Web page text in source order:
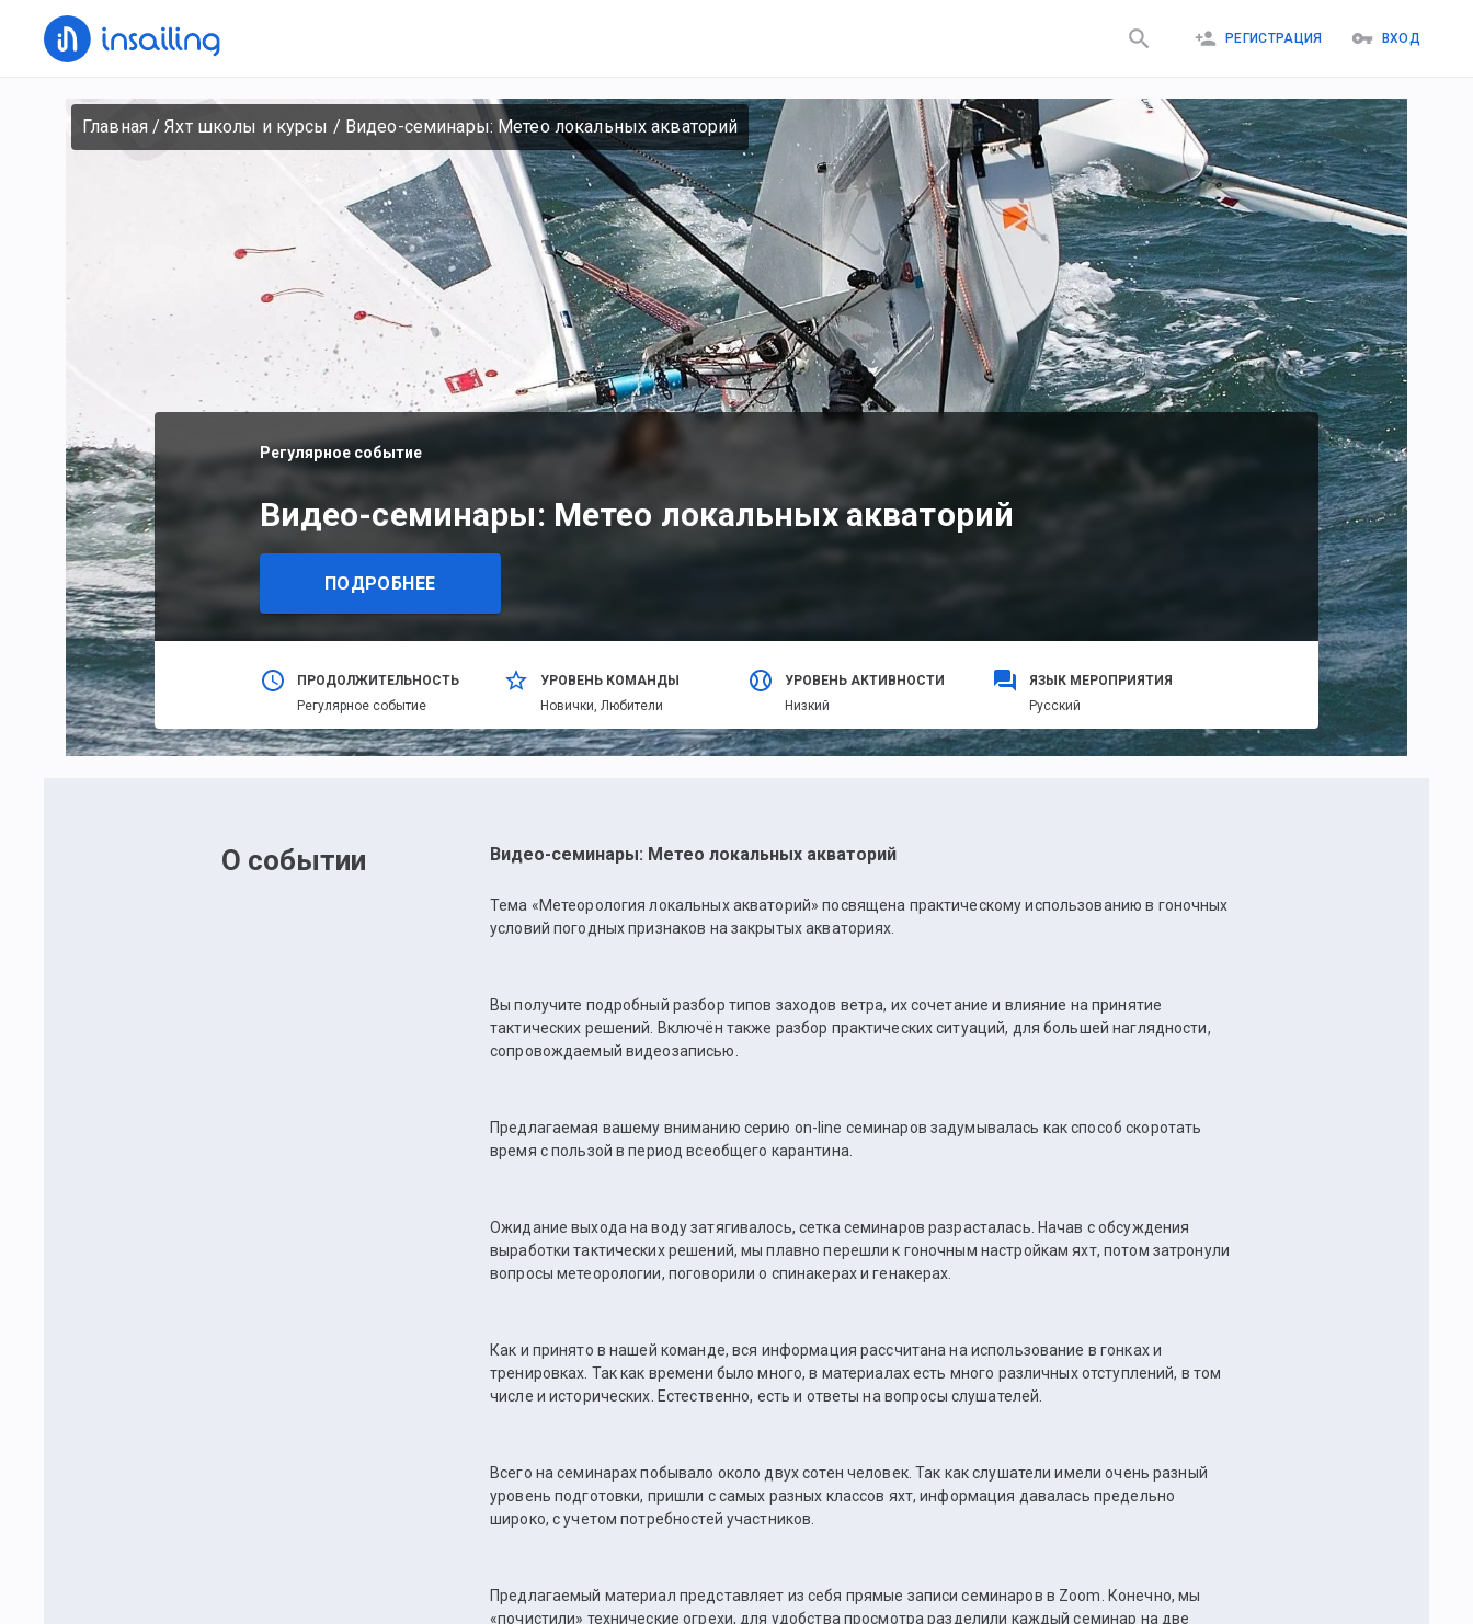
РЕГИСТРАЦИЯ ВХОД
Главная /Яхт школы и курсы / Видео-семинары: Метео локальных акваторий
Регулярное событие
Видео-семинары: Метео локальных акваторий
ПОДРОБНЕЕ
ПРОДОЛЖИТЕЛЬНОСТЬ
Регулярное событие
УРОВЕНЬ КОМАНДЫ
Новички,Любители
УРОВЕНЬ АКТИВНОСТИ
Низкий
ЯЗЫК МЕРОПРИЯТИЯ
Русский
О событии Видео-семинары: Метео локальных акваторий
Тема «Метеорология локальных акваторий» посвящена практическому использованию в гоночных
условий погодных признаков на закрытых акваториях.
Вы получите подробный разбор типов заходов ветра, их сочетание и влияние на принятие
тактических решений. Включён также разбор практических ситуаций, для большей наглядности,
сопровождаемый видеозаписью.
Предлагаемая вашему вниманию серию on-line семинаров задумывалась как способ скоротать
время с пользой в период всеобщего карантина.
Ожидание выхода на воду затягивалось, сетка семинаров разрасталась. Начав с обсуждения
выработки тактических решений, мы плавно перешли к гоночным настройкам яхт, потом затронули
вопросы метеорологии, поговорили о спинакерах и генакерах.
Как и принято в нашей команде, вся информация рассчитана на использование в гонках и
тренировках. Так как времени было много, в материалах есть много различных отступлений, в том
числе и исторических. Естественно, есть и ответы на вопросы слушателей.
Всего на семинарах побывало около двух сотен человек. Так как слушатели имели очень разный
уровень подготовки, пришли с самых разных классов яхт, информация давалась предельно
широко, с учетом потребностей участников.
Предлагаемый материал представляет из себя прямые записи семинаров в Zoom. Конечно, мы
«почистили» технические огрехи, для удобства просмотра разделили каждый семинар на две